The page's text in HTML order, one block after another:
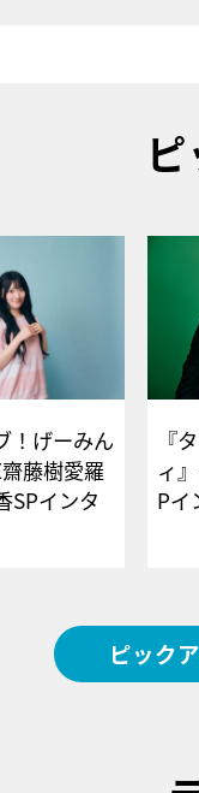
！げーみん
藤樹愛羅
SPインタ
『
ィ
P
ピック